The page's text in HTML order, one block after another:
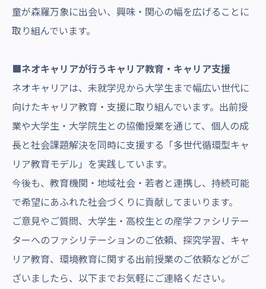
童が森羅万象に出会い、興味・関心の幅を広げることに
取り組んでいます。
■ネオキャリアが行うキャリア教育・キャリア支援
ネオキャリアは、未就学児から大学生まで幅広い世代に
向けたキャリア教育・支援に取り組んでいます。出前授
業や大学生・大学院生との協働授業を通じて、個人の成
長と社会課題解決を同時に支援する「多世代循環型キャ
リア教育モデル」を実践しています。
今後も、教育機関・地域社会・若者と連携し、持続可能
で希望にあふれた社会づくりに貢献してまいります。
ご意見やご質問、大学生・高校生との産学ファシリテー
ターへのファシリテーションのご依頼、探究学習、キャ
リア教育、環境教育に関する出前授業のご依頼などがご
ざいましたら、以下までお気軽にご連絡ください。